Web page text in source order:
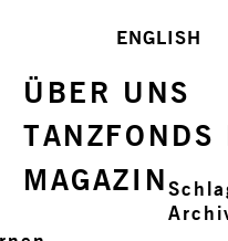
ENGLISH
ÜBER UNS
TANZFONDS
MAGAZIN